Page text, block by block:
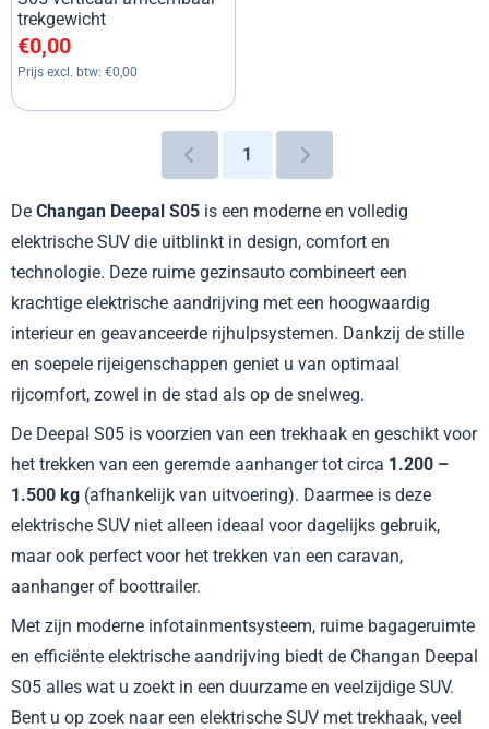
trekgewicht
Prijs: 0,00, exclusief btw: 0,00
€0,00
Prijs excl. btw: €0,00
1
De Changan Deepal S05 is een moderne en volledig
elektrische SUV die uitblinkt in design, comfort en
technologie. Deze ruime gezinsauto combineert een
krachtige elektrische aandrijving met een hoogwaardig
interieur en geavanceerde rijhulpsystemen. Dankzij de stille
en soepele rijeigenschappen geniet u van optimaal
rijcomfort, zowel in de stad als op de snelweg.
De Deepal S05 is voorzien van een trekhaak en geschikt voor
het trekken van een geremde aanhanger tot circa 1.200 –
1.500 kg (afhankelijk van uitvoering). Daarmee is deze
elektrische SUV niet alleen ideaal voor dagelijks gebruik,
maar ook perfect voor het trekken van een caravan,
aanhanger of boottrailer.
Met zijn moderne infotainmentsysteem, ruime bagageruimte
en efficiënte elektrische aandrijving biedt de Changan Deepal
S05 alles wat u zoekt in een duurzame en veelzijdige SUV.
Bent u op zoek naar een elektrische SUV met trekhaak, veel